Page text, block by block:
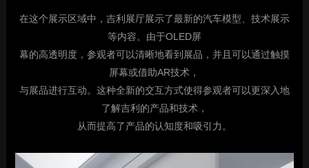
在这个展示区域中，吉利展厅展示了最新的汽车模型、技术展示
等内容。由于OLED屏
幕的高透明度，参观者可以清晰地看到展品，并且可以通过触摸
屏幕或借助AR技术，
与展品进行互动。这种全新的交互方式使得参观者可以更深入地
了解吉利的产品和技术，
从而提高了产品的认知度和吸引力。